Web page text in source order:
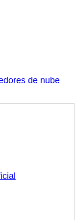
de nube